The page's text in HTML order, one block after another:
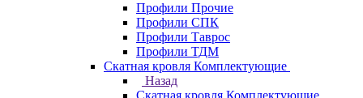
Профили Прочие
Профили СПК
Профили Таврос
Профили ТДМ
Скатная кровля Комплектующие
Назад
Скатная кровля Комплектующие